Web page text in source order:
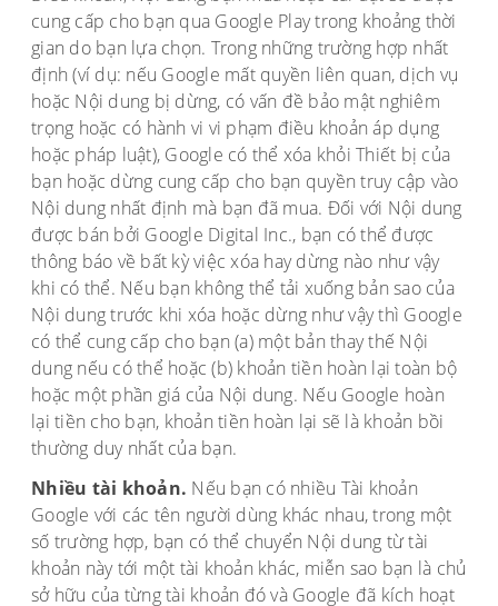
cung cấp cho bạn qua Google Play trong khoảng thời
gian do bạn lựa chọn. Trong những trường hợp nhất
định (ví dụ: nếu Google mất quyền liên quan, dịch vụ
hoặc Nội dung bị dừng, có vấn đề bảo mật nghiêm
trọng hoặc có hành vi vi phạm điều khoản áp dụng
hoặc pháp luật), Google có thể xóa khỏi Thiết bị của
bạn hoặc dừng cung cấp cho bạn quyền truy cập vào
Nội dung nhất định mà bạn đã mua. Đối với Nội dung
được bán bởi Google Digital Inc., bạn có thể được
thông báo về bất kỳ việc xóa hay dừng nào như vậy
khi có thể. Nếu bạn không thể tải xuống bản sao của
Nội dung trước khi xóa hoặc dừng như vậy thì Google
có thể cung cấp cho bạn (a) một bản thay thế Nội
dung nếu có thể hoặc (b) khoản tiền hoàn lại toàn bộ
hoặc một phần giá của Nội dung. Nếu Google hoàn
lại tiền cho bạn, khoản tiền hoàn lại sẽ là khoản bồi
thường duy nhất của bạn.
Nhiều tài khoản. Nếu bạn có nhiều Tài khoản
Google với các tên người dùng khác nhau, trong một
số trường hợp, bạn có thể chuyển Nội dung từ tài
khoản này tới một tài khoản khác, miễn sao bạn là chủ
sở hữu của từng tài khoản đó và Google đã kích hoạt